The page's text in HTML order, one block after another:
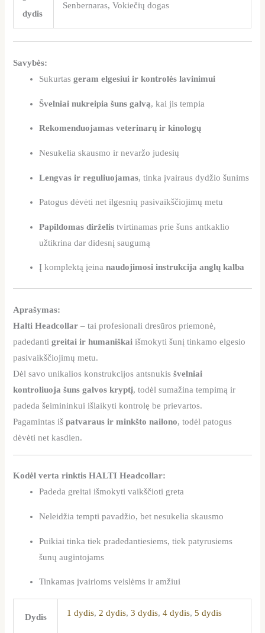
dydis
Senbernaras, Vokiečių dogas
Savybės:
Sukurtasgeram elgesiui ir kontrolės lavinimui
Švelniai nukreipia šuns galvą, kai jis tempia
Rekomenduojamas veterinarų ir kinologų
Nesukelia skausmo ir nevaržo judesių
Lengvas ir reguliuojamas, tinka įvairaus dydžio šunims
Patogus dėvėti net ilgesnių pasivaikščiojimų metu
Papildomas dirželis tvirtinamas prie šuns antkaklio
užtikrina dar didesnį saugumą
Į komplektą įeinanaudojimosi instrukcija anglų kalba
Aprašymas:
Halti Headcollar – tai profesionali dresūros priemonė,
padedantigreitai ir humaniškai išmokyti šunį tinkamo elgesio
pasivaikščiojimų metu.
Dėl savo unikalios konstrukcijos antsnukisšvelniai
kontroliuoja šuns galvos kryptį, todėl sumažina tempimą ir
padeda šeimininkui išlaikyti kontrolę be prievartos.
Pagamintas išpatvaraus ir minkšto nailono, todėl patogus
dėvėti net kasdien.
Kodėl verta rinktis HALTI Headcollar:
Padeda greitai išmokyti vaikščioti greta
Neleidžia tempti pavadžio, bet nesukelia skausmo
Puikiai tinka tiek pradedantiesiems, tiek patyrusiems
šunų augintojams
Tinkamas įvairioms veislėms ir amžiui
Dydis 1 dydis, 2 dydis,3 dydis,4 dydis,5 dydis